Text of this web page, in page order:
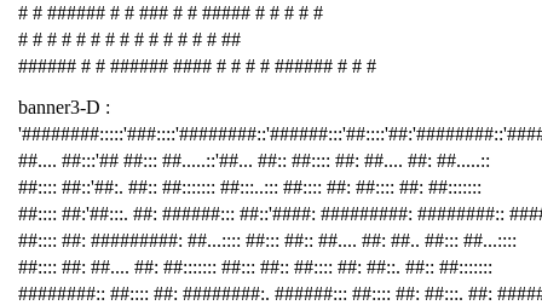
# # ###### # # ### # # ##### # # # # #
# # # # # # # # # # # # # # ##
###### # # ###### #### # # # # ###### # # #
banner3-D :
##.... ##:::'## ##::: ##.....::'##... ##:: ##:::: ##: ##.... ##: ##.....::
##:::: ##::'##:. ##:: ##::::::: ##:::..::: ##:::: ##: ##:::: ##: ##:::::::
##:::: ##:'##:::. ##: ######::: ##::'####: #########: ########::
##:::: ##: #########: ##...:::: ##::: ##:: ##.... ##: ##.. ##::: ##...::::
##:::: ##: ##.... ##: ##::::::: ##::: ##:: ##:::: ##: ##::. ##:: ##:::::::
########:: ##:::: ##: ########:. ######::: ##:::: ##: ##:::. ##: